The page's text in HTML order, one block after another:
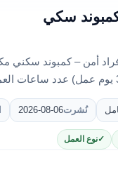
سكي
نُشرت2026-08-06
نوع العمل